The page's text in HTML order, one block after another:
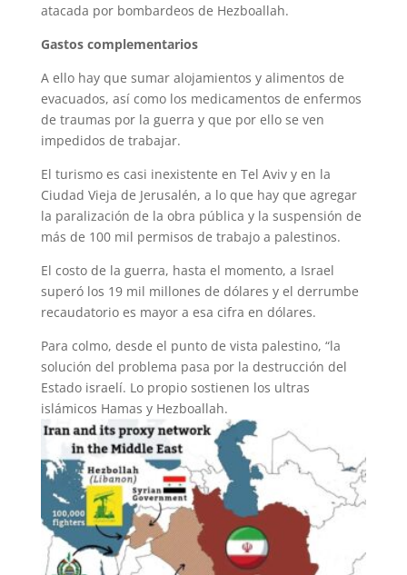
atacada por bombardeos de Hezboallah.
Gastos complementarios
A ello hay que sumar alojamientos y alimentos de
evacuados, así como los medicamentos de enfermos
de traumas por la guerra y que por ello se ven
impedidos de trabajar.
El turismo es casi inexistente en Tel Aviv y en la
Ciudad Vieja de Jerusalén, a lo que hay que agregar
la paralización de la obra pública y la suspensión de
más de 100 mil permisos de trabajo a palestinos.
El costo de la guerra, hasta el momento, a Israel
superó los 19 mil millones de dólares y el derrumbe
recaudatorio es mayor a esa cifra en dólares.
Para colmo, desde el punto de vista palestino, “la
solución del problema pasa por la destrucción del
Estado israelí. Lo propio sostienen los ultras
islámicos Hamas y Hezboallah.